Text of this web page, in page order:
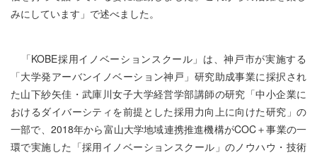
みにしています」で述べました。
「KOBE採用イノベーションスクール」は、神戸市が実施する
「大学発アーバンイノベーション神戸」研究助成事業に採択され
た山下紗矢佳・武庫川女子大学経営学部講師の研究「中小企業に
おけるダイバーシティを前提とした採用力向上に向けた研究」の
一部で、2018年から富山大学地域連携推進機構がCOC＋事業の一
環で実施した「採用イノベーションスクール」のノウハウ・技術